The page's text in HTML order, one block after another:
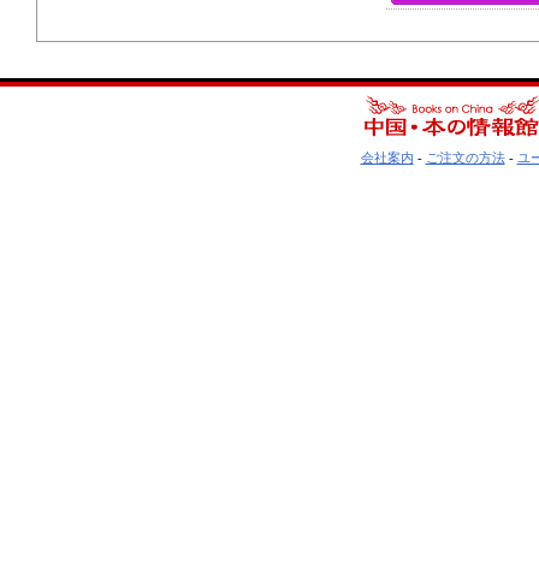
会社案内 - ご注文の方法- ユ